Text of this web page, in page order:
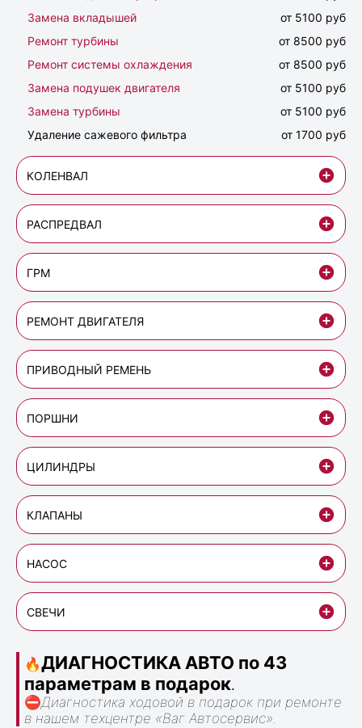
Замена вкладышей
от 5100 руб
Ремонт турбины
от 8500 руб
Ремонт системы охлаждения
от 8500 руб
Замена подушек двигателя
от 5100 руб
Замена турбины
от 5100 руб
Удаление сажевого фильтра
от 1700 руб
КОЛЕНВАЛ
РАСПРЕДВАЛ
ГРМ
РЕМОНТ ДВИГАТЕЛЯ
ПРИВОДНЫЙ РЕМЕНЬ
ПОРШНИ
ЦИЛИНДРЫ
КЛАПАНЫ
НАСОС
СВЕЧИ
🔥ДИАГНОСТИКА АВТО по 43
параметрам в подарок.
⛔Диагностика ходовой в подарок при ремонте
в нашем техцентре «Ваг Автосервис».